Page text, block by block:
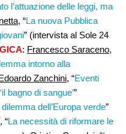
l’attuazione delle leggi, ma
“La nuova Pubblica
” (intervista al Sole 24
: Francesco Saraceno,
intorno alla
Zanchini, “Eventi
bagno di sangue’”
dilemma dell’Europa verde”
, “La necessità di riformare le